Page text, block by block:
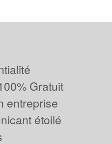
Gratuit
entreprise
étoilé